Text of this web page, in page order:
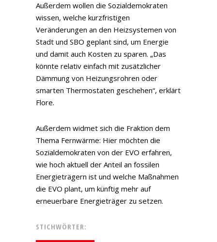
Außerdem wollen die Sozialdemokraten
wissen, welche kurzfristigen
Veränderungen an den Heizsystemen von
Stadt und SBO geplant sind, um Energie
und damit auch Kosten zu sparen. „Das
könnte relativ einfach mit zusätzlicher
Dämmung von Heizungsrohren oder
smarten Thermostaten geschehen“, erklärt
Flore.
Außerdem widmet sich die Fraktion dem
Thema Fernwärme: Hier möchten die
Sozialdemokraten von der EVO erfahren,
wie hoch aktuell der Anteil an fossilen
Energieträgern ist und welche Maßnahmen
die EVO plant, um künftig mehr auf
erneuerbare Energieträger zu setzen.
STICHWÖRTER: